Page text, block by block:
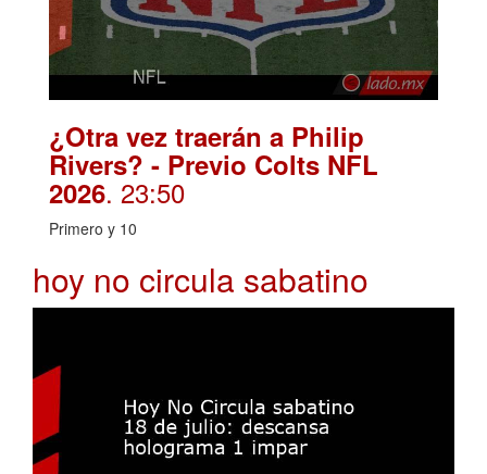
¿Otra vez traerán a Philip
Rivers? - Previo Colts NFL
2026. 23:50
Primero y 10
hoy no circula sabatino